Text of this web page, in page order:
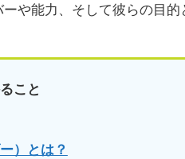
や能力、そして彼らの目的
こと
）とは？